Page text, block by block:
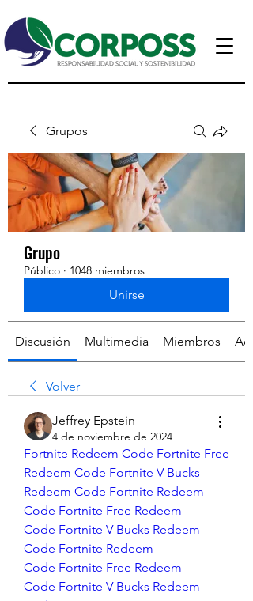
Grupos
Grupo
Público · 1048 miembros
Unirse
Discusión Multimedia Miembros
Volver
Jeffrey Epstein
4 de noviembre de 2024
Fortnite Redeem Code Fortnite Free
Redeem Code Fortnite V-Bucks
Redeem Code Fortnite Redeem
Code Fortnite Free Redeem
Code Fortnite V-Bucks Redeem
Code Fortnite Redeem
Code Fortnite Free Redeem
Code Fortnite V-Bucks Redeem